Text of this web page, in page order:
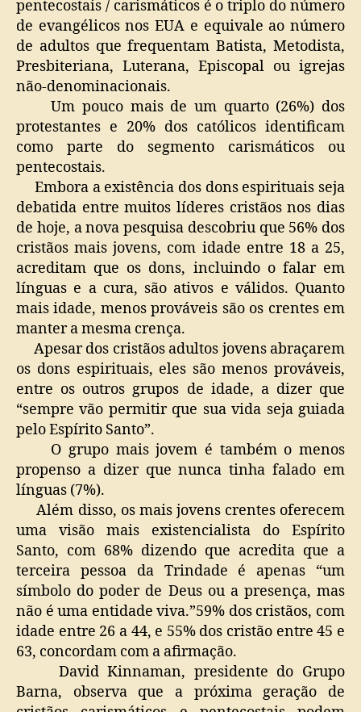
pentecostais / carismáticos é o triplo do número
de evangélicos nos EUA e equivale ao número
de adultos que frequentam Batista, Metodista,
Presbiteriana, Luterana, Episcopal ou igrejas
não-denominacionais.
Um pouco mais de um quarto (26%) dos
protestantes e 20% dos católicos identificam
como parte do segmento carismáticos ou
pentecostais.
Embora a existência dos dons espirituais seja
debatida entre muitos líderes cristãos nos dias
de hoje, a nova pesquisa descobriu que 56% dos
cristãos mais jovens, com idade entre 18 a 25,
acreditam que os dons, incluindo o falar em
línguas e a cura, são ativos e válidos. Quanto
mais idade, menos prováveis são os crentes em
manter a mesma crença.
Apesar dos cristãos adultos jovens abraçarem
os dons espirituais, eles são menos prováveis,
entre os outros grupos de idade, a dizer que
“sempre vão permitir que sua vida seja guiada
pelo Espírito Santo”.
O grupo mais jovem é também o menos
propenso a dizer que nunca tinha falado em
línguas (7%).
Além disso, os mais jovens crentes oferecem
uma visão mais existencialista do Espírito
Santo, com 68% dizendo que acredita que a
terceira pessoa da Trindade é apenas “um
símbolo do poder de Deus ou a presença, mas
não é uma entidade viva.”59% dos cristãos, com
idade entre 26 a 44, e 55% dos cristão entre 45 e
63, concordam com a afirmação.
David Kinnaman, presidente do Grupo
Barna, observa que a próxima geração de